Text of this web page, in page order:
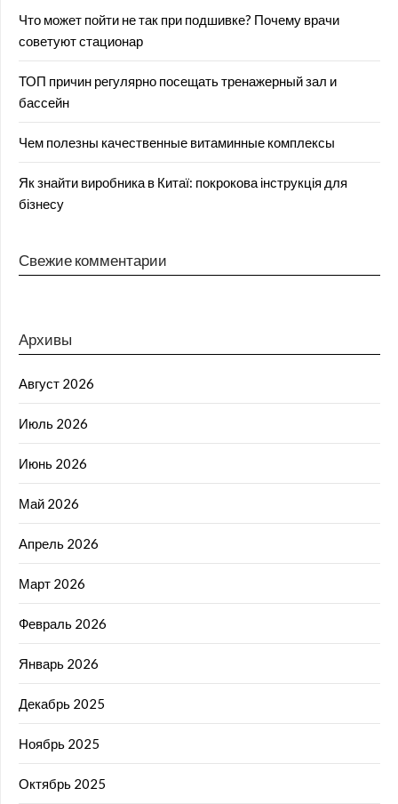
Что может пойти не так при подшивке? Почему врачи
советуют стационар
ТОП причин регулярно посещать тренажерный зал и
бассейн
Чем полезны качественные витаминные комплексы
Як знайти виробника в Китаї: покрокова інструкція для
бізнесу
Свежие комментарии
Архивы
Август 2026
Июль 2026
Июнь 2026
Май 2026
Апрель 2026
Март 2026
Февраль 2026
Январь 2026
Декабрь 2025
Ноябрь 2025
Октябрь 2025